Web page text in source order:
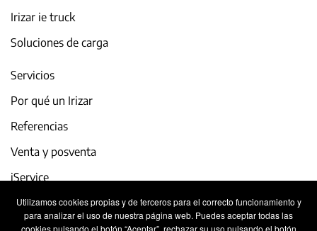
Utilizamos cookies propias y de terceros para el correcto funcionamiento y
para analizar el uso de nuestra página web. Puedes aceptar todas las
cookies pulsando el botón “Aceptar”, rechazar su uso pulsando el botón
Irizar ie truck
Soluciones de carga
Servicios
Por qué un Irizar
Referencias
Venta y posventa
iService
Actualidad y eventos